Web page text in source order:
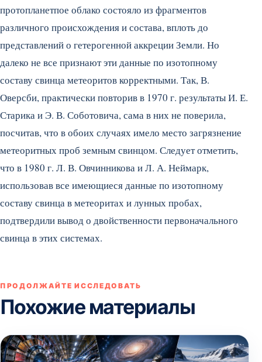
протопланетпое облако состояло из фрагментов
различного происхождения и состава, вплоть до
представлений о гетерогенной аккреции Земли. Но
далеко не все признают эти данные по изотопному
составу свинца метеоритов корректными. Так, В.
Оверсби, практически повторив в 1970 г. результаты И. Е.
Старика и Э. В. Соботовича, сама в них не поверила,
посчитав, что в обоих случаях имело место загрязнение
метеоритных проб земным свинцом. Следует отметить,
что в 1980 г. Л. В. Овчинникова и Л. А. Неймарк,
использовав все имеющиеся данные по изотопному
составу свинца в метеоритах и лунных пробах,
подтвердили вывод о двойственности первоначального
свинца в этих системах.
ПРОДОЛЖАЙТЕ ИССЛЕДОВАТЬ
Похожие материалы